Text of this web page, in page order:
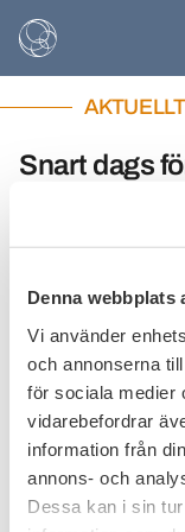
Denna webbplats
Vi använder
och annonserna
för sociala medier
vidarebefordrar
information från
annons- och
Dessa kan i sin
Snart dags
Den 9-27 mars
och anmälan är
informationen
Publicerat den16